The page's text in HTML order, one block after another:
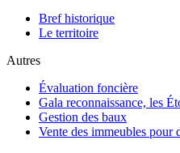
Bref historique
Le territoire
Autres
Évaluation foncière
Gala reconnaissance, les
Gestion des baux
Vente des immeubles pour